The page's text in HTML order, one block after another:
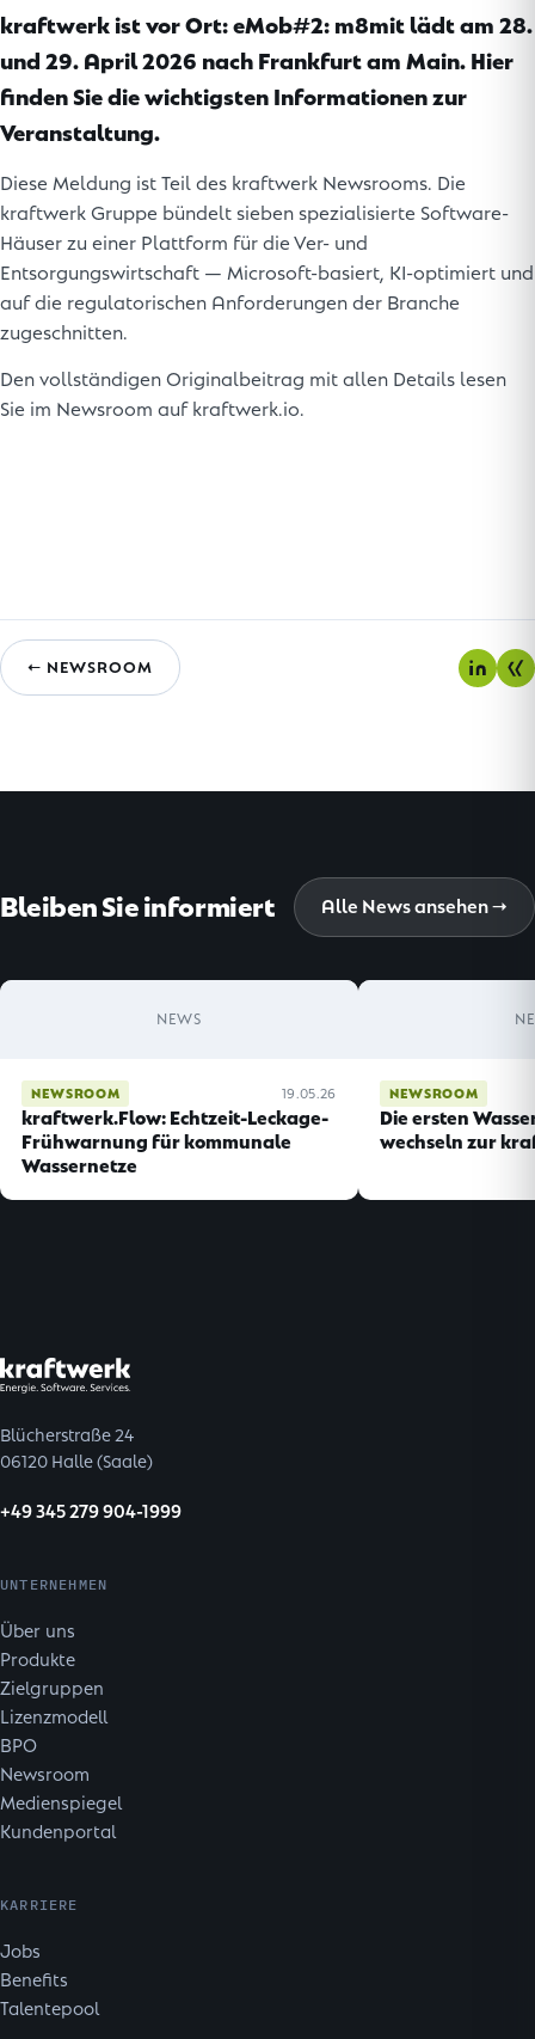
kraftwerk ist vor Ort: eMob#2: m8mit lädt am 28.
und 29. April 2026 nach Frankfurt am Main. Hier
finden Sie die wichtigsten Informationen zur
Veranstaltung.
Diese Meldung ist Teil des kraftwerk Newsrooms. Die
kraftwerk Gruppe bündelt sieben spezialisierte Software-
Häuser zu einer Plattform für die Ver- und
Entsorgungswirtschaft — Microsoft-basiert, KI-optimiert und
auf die regulatorischen Anforderungen der Branche
zugeschnitten.
Den vollständigen Originalbeitrag mit allen Details lesen
Sie im Newsroom auf kraftwerk.io.
← NEWSROOM
Bleiben Sie informiert Alle News ansehen →
NEWS
NEWSROOM 19.05.26
kraftwerk.Flow: Echtzeit-Leckage-
Frühwarnung für kommunale
Wassernetze
NEWSROOM
Die ersten
wechseln zur
Blücherstraße 24
06120 Halle (Saale)
+49 345 279 904-1999
UNTERNEHMEN
Über uns
Produkte
Zielgruppen
Lizenzmodell
BPO
Newsroom
Medienspiegel
Kundenportal
KARRIERE
Jobs
Benefits
Talentepool